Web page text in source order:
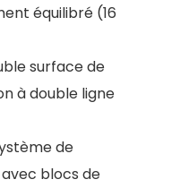
équilibré (16
surface de
à double ligne
de
blocs de